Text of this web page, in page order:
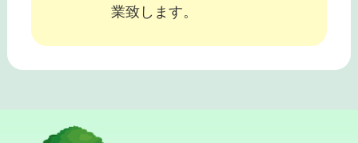
業致します。